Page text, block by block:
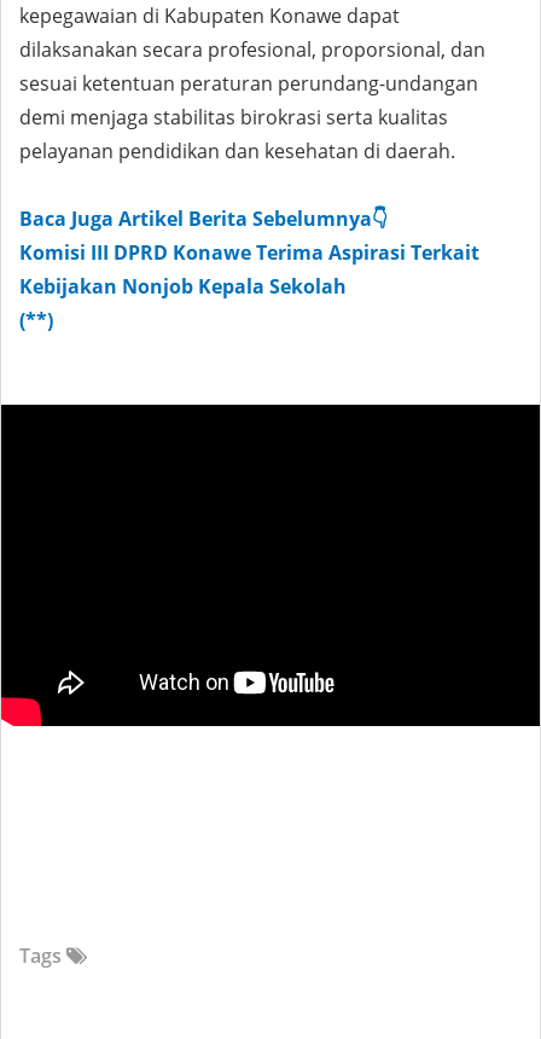
kepegawaian di Kabupaten Konawe dapat
dilaksanakan secara profesional, proporsional, dan
sesuai ketentuan peraturan perundang-undangan
demi menjaga stabilitas birokrasi serta kualitas
pelayanan pendidikan dan kesehatan di daerah.
Baca Juga Artikel Berita Sebelumnya👇
Komisi III DPRD Konawe Terima Aspirasi Terkait
Kebijakan Nonjob Kepala Sekolah
(**)
Tags